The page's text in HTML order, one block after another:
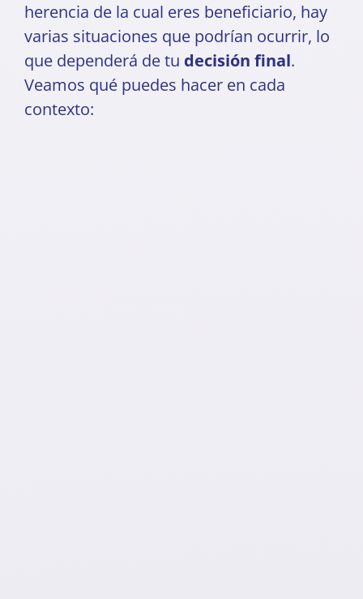
herencia de la cual eres beneficiario, hay
varias situaciones que podrían ocurrir, lo
que dependerá de tu decisión final.
Veamos qué puedes hacer en cada
contexto: